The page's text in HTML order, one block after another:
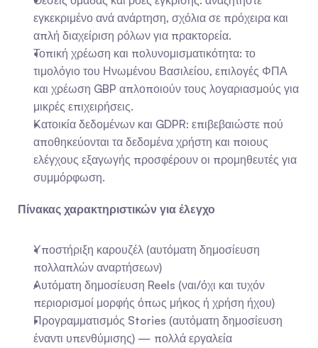
εγκεκριμένο ανά ανάρτηση, σχόλια σε πρόχειρα και
απλή διαχείριση ρόλων για πρακτορεία.
Τοπική χρέωση και πολυνομισματικότητα: το
τιμολόγιο του Ηνωμένου Βασιλείου, επιλογές ΦΠΑ
και χρέωση GBP απλοποιούν τους λογαριασμούς για
μικρές επιχειρήσεις.
Κατοικία δεδομένων και GDPR: επιβεβαιώστε πού
αποθηκεύονται τα δεδομένα χρήστη και ποιους
ελέγχους εξαγωγής προσφέρουν οι προμηθευτές για
συμμόρφωση.
Πίνακας χαρακτηριστικών για έλεγχο
Υποστήριξη καρουζέλ (αυτόματη δημοσίευση
πολλαπλών αναρτήσεων)
Αυτόματη δημοσίευση Reels (ναι/όχι και τυχόν
περιορισμοί μορφής όπως μήκος ή χρήση ήχου)
Προγραμματισμός Stories (αυτόματη δημοσίευση
έναντι υπενθύμισης) — πολλά εργαλεία